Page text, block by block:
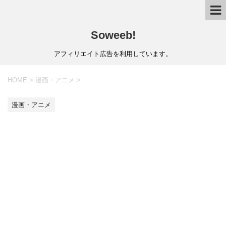
Soweeb!
アフィリエイト広告を利用しています。
HOME > 漫画・アニメ >
漫画・アニメ